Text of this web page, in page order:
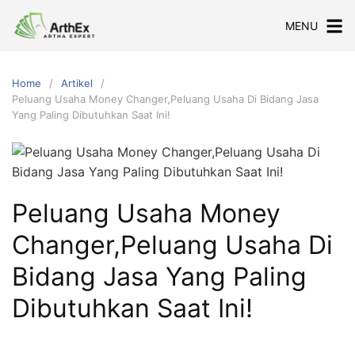
MENU
Home
Artikel
Peluang Usaha Money Changer,Peluang Usaha Di Bidang Jasa
Yang Paling Dibutuhkan Saat Ini!
Peluang Usaha Money
Changer,Peluang Usaha Di
Bidang Jasa Yang Paling
Dibutuhkan Saat Ini!